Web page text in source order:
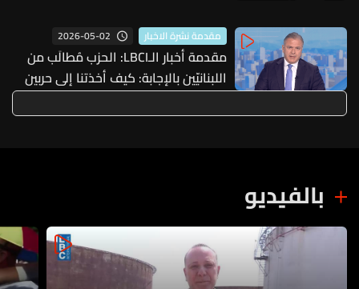
مقدمة نشرة الاخبار 2026-05-02
مقدمة أخبار الـLBCI: الحزب مُطالَب من
اللبنانيّين بالإجابة: كيف أخذتنا إلى حربين
متتاليتين لإسنادَيْن لا ناقة لنا فيهما ولا
جمل؟ فلا تشتتوا الأذان ولا تضيّعوا
بالفيديو